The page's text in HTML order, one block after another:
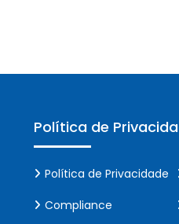
Política de
Política de Privacidade
Compliance